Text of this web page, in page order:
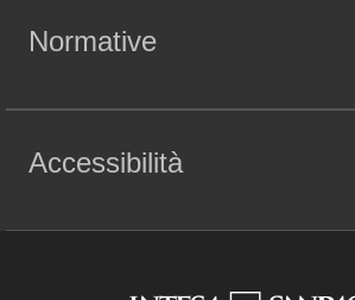
Normative
Accessibilità